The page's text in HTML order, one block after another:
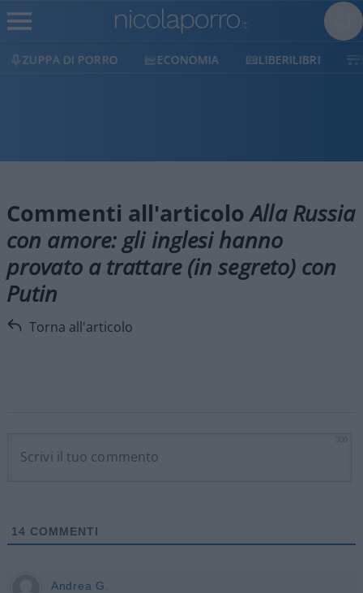
DI PORRO ECONOMIA LIBERILIBRI SHOP
Commenti all'articoloAlla Russia
con amore: gli inglesi hanno
provato a trattare (in segreto) con
Putin
Torna all'articolo
14 COMMENTI
Andrea G.